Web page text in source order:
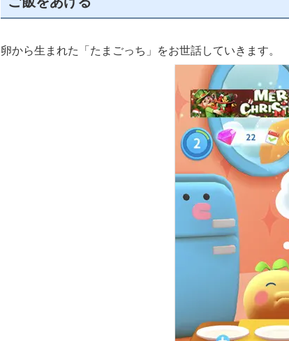
卵から生まれた「たまごっち」をお世話していきます。